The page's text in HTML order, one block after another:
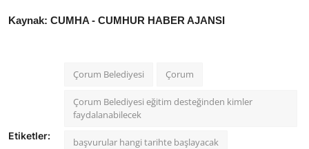
Kaynak: CUMHA - CUMHUR HABER AJANSI
Etiketler:
Çorum Belediyesi Çorum
Çorum Belediyesi eğitim desteğinden kimler
faydalanabilecek
başvurular hangi tarihte başlayacak